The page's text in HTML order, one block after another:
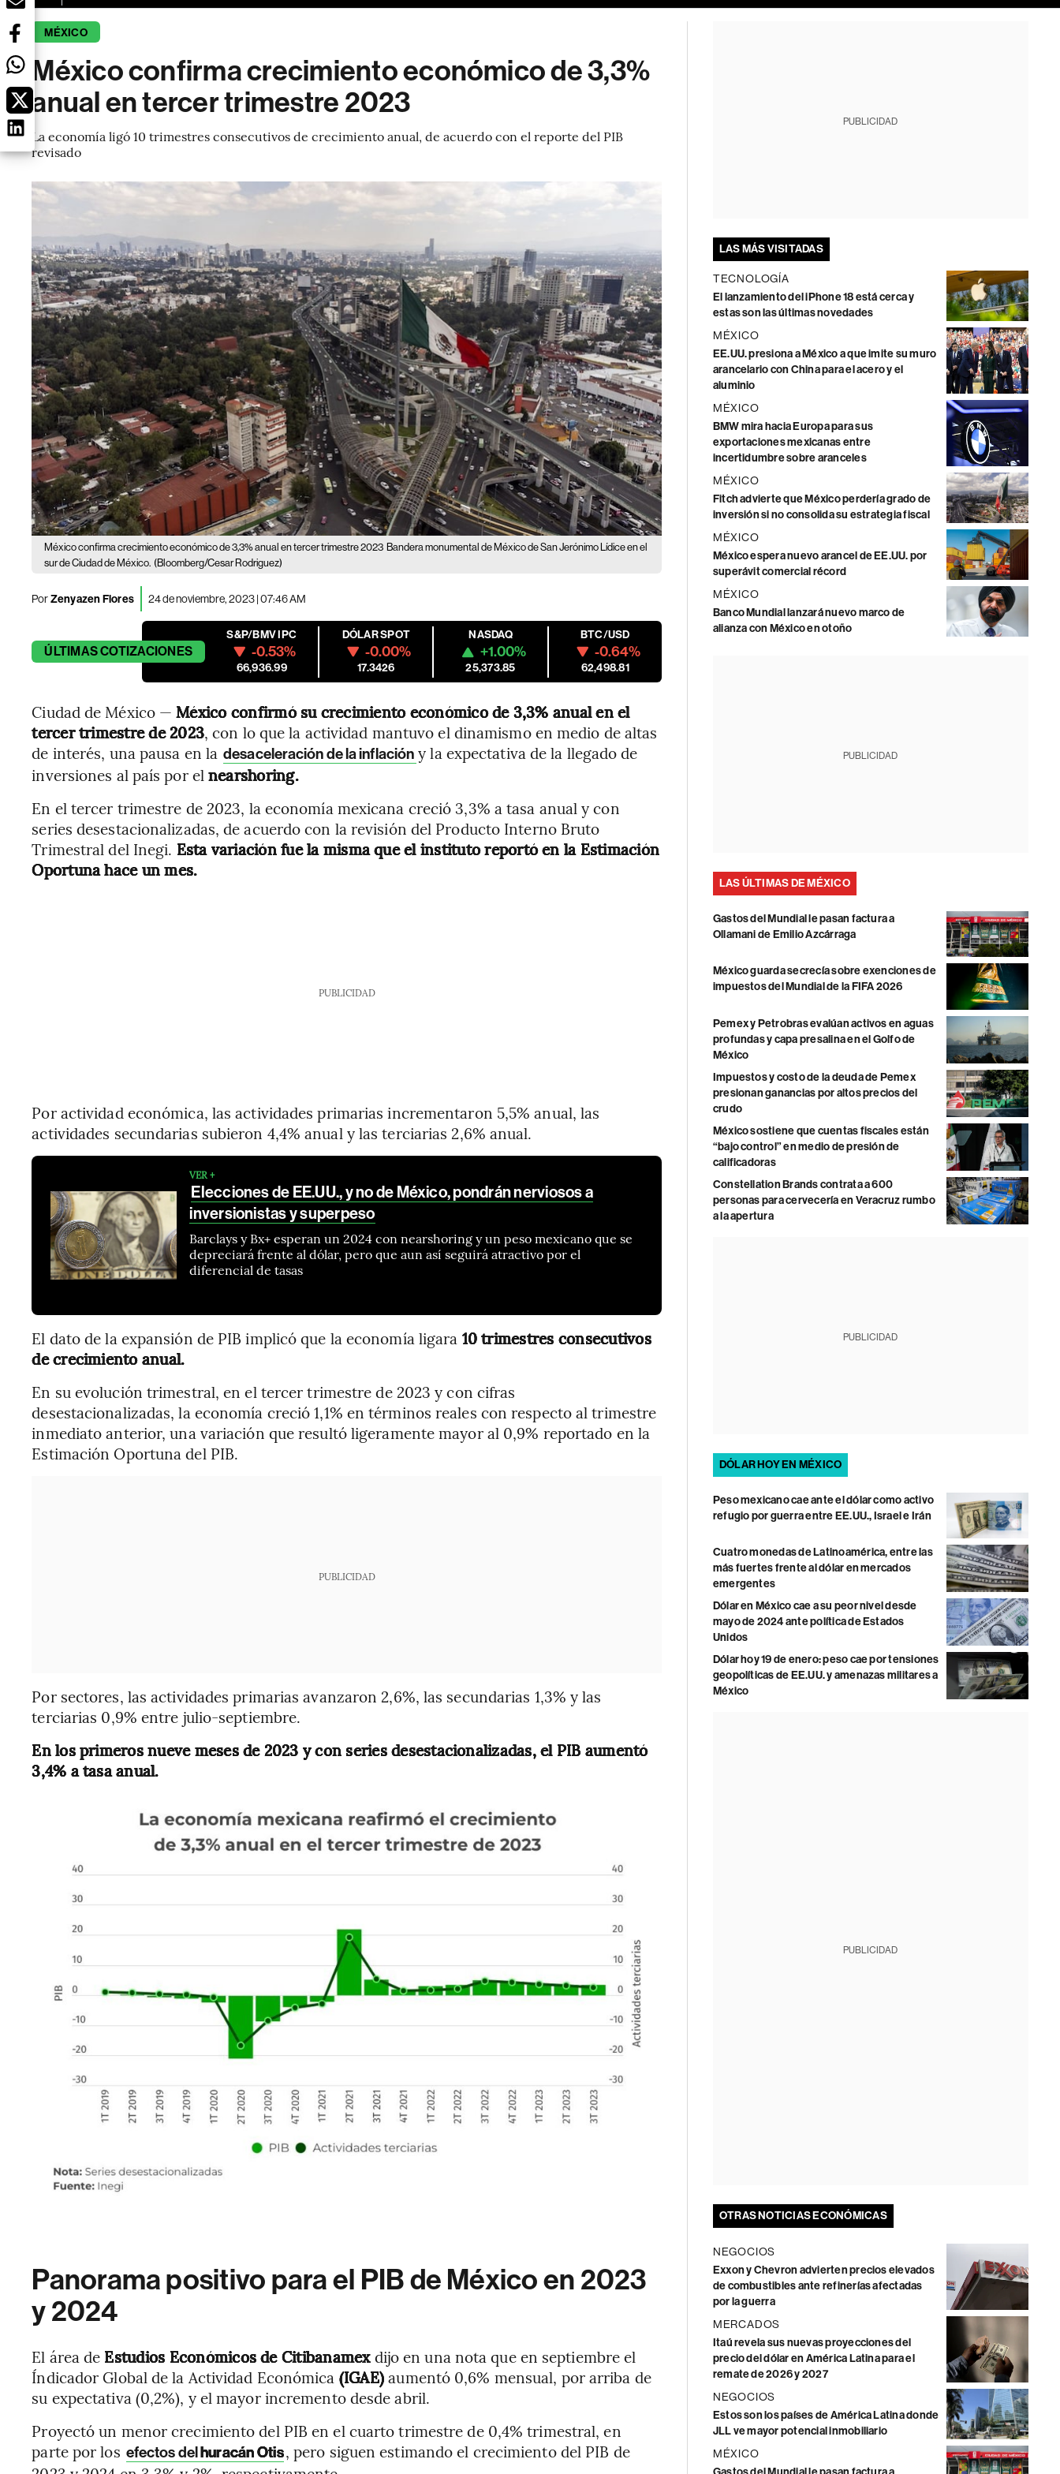
MÉXICO
México confirma crecimiento económico de 3,3%
anual en tercer trimestre 2023
La economía ligó 10 trimestres consecutivos de crecimiento anual, de acuerdo con el reporte del PIB
revisado
México confirma crecimiento económico de 3,3% anual en tercer trimestre 2023 Bandera monumental de México de San Jerónimo Lídice en el
sur de Ciudad de México. (Bloomberg/Cesar Rodriguez)
PorZenyazen Flores 24 de noviembre, 2023 | 07:46 AM
ÚLTIMASCOTIZACIONES
S&P/BMV IPC
-0.53%
66,936.99
DÓLAR SPOT
-0.00%
17.3426
NASDAQ
+1.00%
25,373.85
BTC/USD
-0.64%
62,498.81
Ciudad de México —México confirmó su crecimiento económico de 3,3% anual en el
tercer trimestre de 2023, con lo que la actividad mantuvo el dinamismo en medio de altas
de interés, una pausa en la desaceleración de la inflación y la expectativa de la llegado de
inversiones al país por elnearshoring.
En el tercer trimestre de 2023, la economía mexicana creció 3,3% a tasa anual y con
series desestacionalizadas, de acuerdo con la revisión del Producto Interno Bruto
Trimestral del Inegi. Esta variación fue la misma que el instituto reportó en la Estimación
Oportuna hace un mes.
PUBLICIDAD
Por actividad económica, las actividades primarias incrementaron 5,5% anual, las
actividades secundarias subieron 4,4% anual y las terciarias 2,6% anual.
VER +
Elecciones de EE.UU., y no de México, pondrán nerviosos a
inversionistas y superpeso
Barclays y Bx+ esperan un 2024 con nearshoring y un peso mexicano que se
depreciará frente al dólar, pero que aun así seguirá atractivo por el
diferencial de tasas
El dato de la expansión de PIB implicó que la economía ligara 10 trimestres consecutivos
de crecimiento anual.
En su evolución trimestral, en el tercer trimestre de 2023 y con cifras
desestacionalizadas, la economía creció 1,1% en términos reales con respecto al trimestre
inmediato anterior, una variación que resultó ligeramente mayor al 0,9% reportado en la
Estimación Oportuna del PIB.
PUBLICIDAD
Por sectores, las actividades primarias avanzaron 2,6%, las secundarias 1,3% y las
terciarias 0,9% entre julio-septiembre.
En los primeros nueve meses de 2023 y con series desestacionalizadas, el PIB aumentó
3,4% a tasa anual.
Panorama positivo para el PIB de México en 2023
y 2024
El área de Estudios Económicos de Citibanamexdijo en una nota que en septiembre el
Índicador Global de la Actividad Económica (IGAE)aumentó 0,6% mensual, por arriba de
su expectativa (0,2%), y el mayor incremento desde abril.
Proyectó un menor crecimiento del PIB en el cuarto trimestre de 0,4% trimestral, en
parte por los efectos delhuracán Otis, pero siguen estimando el crecimiento del PIB de
PUBLICIDAD
LAS MÁS VISITADAS
TECNOLOGÍA
El lanzamiento del iPhone 18 está cerca y
estas son las últimas novedades
MÉXICO
EE.UU. presiona a México a que imite su muro
arancelario con China para el acero y el
aluminio
MÉXICO
BMW mira hacia Europa para sus
exportaciones mexicanas entre
incertidumbre sobre aranceles
MÉXICO
Fitch advierte que México perdería grado de
inversión si no consolida su estrategia fiscal
MÉXICO
México espera nuevo arancel de EE.UU. por
superávit comercial récord
MÉXICO
Banco Mundial lanzará nuevo marco de
alianza con México en otoño
PUBLICIDAD
LAS ÚLTIMAS DE MÉXICO
Gastos del Mundial le pasan factura a
Ollamani de Emilio Azcárraga
México guarda secrecía sobre exenciones de
impuestos del Mundial de la FIFA 2026
Pemex y Petrobras evalúan activos en aguas
profundas y capa presalina en el Golfo de
México
Impuestos y costo de la deuda de Pemex
presionan ganancias por altos precios del
crudo
México sostiene que cuentas fiscales están
“bajo control” en medio de presión de
calificadoras
Constellation Brands contrata a 600
personas para cervecería en Veracruz rumbo
a la apertura
PUBLICIDAD
DÓLAR HOY EN MÉXICO
Peso mexicano cae ante el dólar como activo
refugio por guerra entre EE.UU., Israel e Irán
Cuatro monedas de Latinoamérica, entre las
más fuertes frente al dólar en mercados
emergentes
Dólar en México cae a su peor nivel desde
mayo de 2024 ante política de Estados
Unidos
Dólar hoy 19 de enero: peso cae por tensiones
geopolíticas de EE.UU. y amenazas militares a
México
PUBLICIDAD
OTRAS NOTICIAS ECONÓMICAS
NEGOCIOS
Exxon y Chevron advierten precios elevados
de combustibles ante refinerías afectadas
por la guerra
MERCADOS
Itaú revela sus nuevas proyecciones del
precio del dólar en América Latina para el
remate de 2026 y 2027
NEGOCIOS
Estos son los países de América Latina donde
JLL ve mayor potencial inmobiliario
MÉXICO